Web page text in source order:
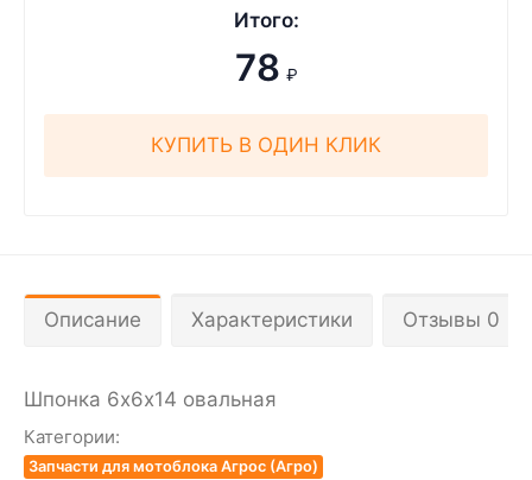
Итого:
78 ₽
КУПИТЬ В ОДИН КЛИК
Описание Характеристики Отзывы 0
Шпонка 6х6х14 овальная
Категории:
Запчасти для мотоблока Агрос (Агро)